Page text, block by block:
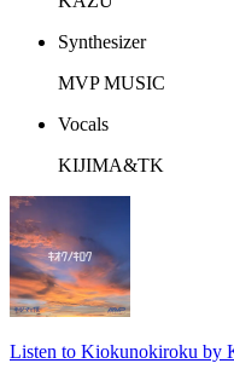
Synthesizer
MVP MUSIC
Vocals
KIJIMA&TK
Listen to Kiokunokiroku